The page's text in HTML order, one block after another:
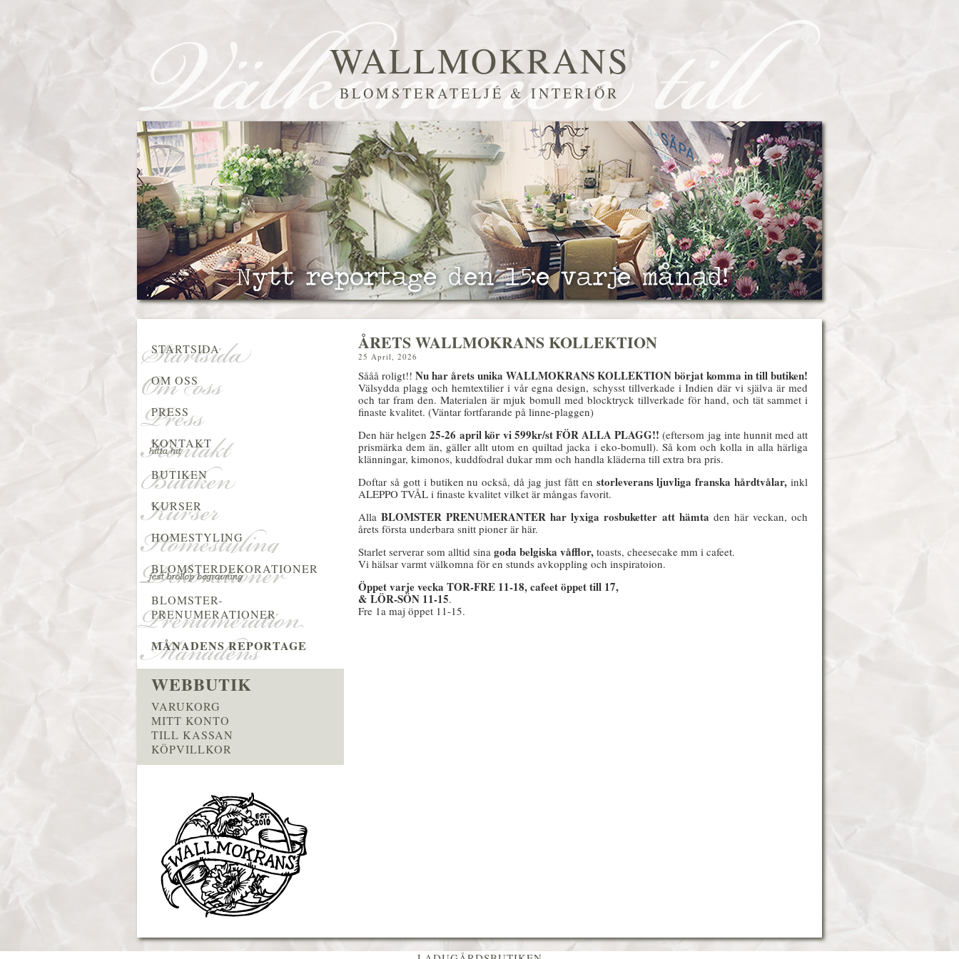
WALLMOKRANS
BLOMSTERATELJÉ & INTERIÖR
ÅRETS WALLMOKRANS KOLLEKTION
25 April, 2026
Sååå roligt!! Nu har årets unika WALLMOKRANS KOLLEKTION börjat komma in till butiken!
Välsydda plagg och hemtextilier i vår egna design, schysst tillverkade i Indien där vi själva är med
och tar fram den. Materialen är mjuk bomull med blocktryck tillverkade för hand, och tät sammet i
finaste kvalitet. (Väntar fortfarande på linne-plaggen)
Den här helgen25-26 april kör vi 599kr/st FÖR ALLA PLAGG!! (eftersom jag inte hunnit med att
prismärka dem än, gäller allt utom en quiltad jacka i eko-bomull). Så kom och kolla in alla härliga
klänningar, kimonos, kuddfodral dukar mm och handla kläderna till extra bra pris.
Doftar så gott i butiken nu också, då jag just fått en storleverans ljuvliga franska hårdtvålar, inkl
ALEPPO TVÅL i finaste kvalitet vilket är mångas favorit.
AllaBLOMSTER PRENUMERANTER har lyxiga rosbuketter att hämta den här veckan, och
årets första underbara snitt pioner är här.
Starlet serverar som alltid sina goda belgiska våfflor, toasts, cheesecake mm i cafeet.
Vi hälsar varmt välkomna för en stunds avkoppling och inspiratoion.
Öppet varje vecka TOR-FRE 11-18, cafeet öppet till 17,
& LÖR-SÖN 11-15.
Fre 1a maj öppet 11-15.
STARTSIDA
OM OSS
PRESS
KONTAKT
BUTIKEN
KURSER
HOMESTYLING
BLOMSTERDEKORATIONER
BLOMSTER-
PRENUMERATIONER
MÅNADENS REPORTAGE
WEBBUTIK
VARUKORG
MITT KONTO
TILL KASSAN
KÖPVILLKOR